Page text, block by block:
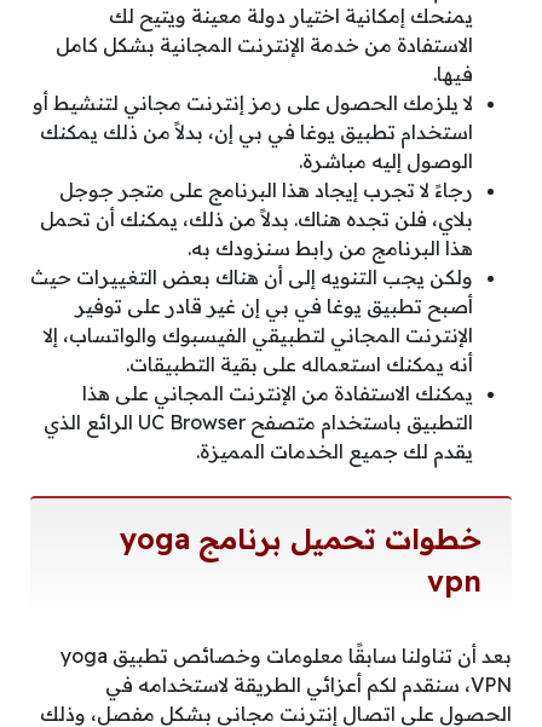
يمنحك إمكانية اختيار دولة معينة ويتيح لك
الاستفادة من خدمة الإنترنت المجانية بشكل كامل
فيها.
لا يلزمك الحصول على رمز إنترنت مجاني لتنشيط أو
استخدام تطبيق يوغا في بي إن، بدلاً من ذلك يمكنك
الوصول إليه مباشرة.
رجاءً لا تجرب إيجاد هذا البرنامج على متجر جوجل
بلاي، فلن تجده هناك. بدلاً من ذلك، يمكنك أن تحمل
هذا البرنامج من رابط سنزودك به.
ولكن يجب التنويه إلى أن هناك بعض التغييرات حيث
أصبح تطبيق يوغا في بي إن غير قادر على توفير
الإنترنت المجاني لتطبيقي الفيسبوك والواتساب، إلا
أنه يمكنك استعماله على بقية التطبيقات.
يمكنك الاستفادة من الإنترنت المجاني على هذا
التطبيق باستخدام متصفح UC Browser الرائع الذي
يقدم لك جميع الخدمات المميزة.
خطوات تحميل برنامج yoga
vpn
بعد أن تناولنا سابقًا معلومات وخصائص تطبيق yoga
VPN، سنقدم لكم أعزائي الطريقة لاستخدامه في
الحصول على اتصال إنترنت مجاني بشكل مفصل، وذلك